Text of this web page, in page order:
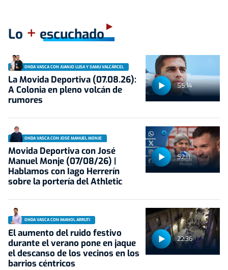
Lo + escuchado
55:14
ONDA VASCA CON JUANJO LUSA Y SAMU VALCÁRCEL
La Movida Deportiva (07.08.26):
A Colonia en pleno volcán de
rumores
52:11
ONDA VASCA CON JOSÉ MANUEL MONJE
Movida Deportiva con José
Manuel Monje (07/08/26) |
Hablamos con Iago Herrerín
sobre la portería del Athletic
22:36
ONDA VASCA CON IMANOL ARRUTI
El aumento del ruido festivo
durante el verano pone en jaque
el descanso de los vecinos en los
barrios céntricos